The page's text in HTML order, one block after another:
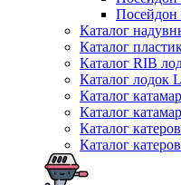
Посейдон
Каталог
Каталог
Каталог RIB
Каталог лодок
Каталог
Каталог
Каталог
Каталог